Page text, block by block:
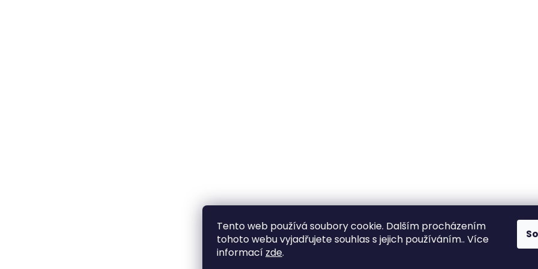
Tento web používá soubory cookie. Dalším procházením
tohoto webu vyjadřujete souhlas s jejich používáním.. Více
informací zde.